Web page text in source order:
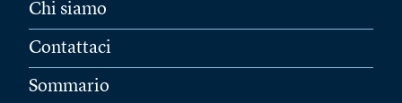
Chi siamo
Contattaci
Sommario